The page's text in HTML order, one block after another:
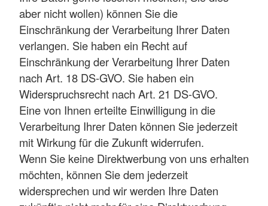
aber nicht wollen) können Sie die
Einschränkung der Verarbeitung Ihrer Daten
verlangen. Sie haben ein Recht auf
Einschränkung der Verarbeitung Ihrer Daten
nach Art. 18 DS-GVO. Sie haben ein
Widerspruchsrecht nach Art. 21 DS-GVO.
Eine von Ihnen erteilte Einwilligung in die
Verarbeitung Ihrer Daten können Sie jederzeit
mit Wirkung für die Zukunft widerrufen.
Wenn Sie keine Direktwerbung von uns erhalten
möchten, können Sie dem jederzeit
widersprechen und wir werden Ihre Daten